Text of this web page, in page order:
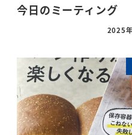
今日のミーティング
2025